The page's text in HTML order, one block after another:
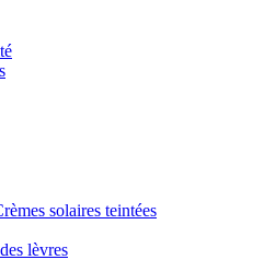
solaires teintées
lèvres